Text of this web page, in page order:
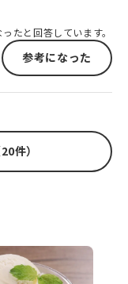
たと回答しています。
参考になった
件）